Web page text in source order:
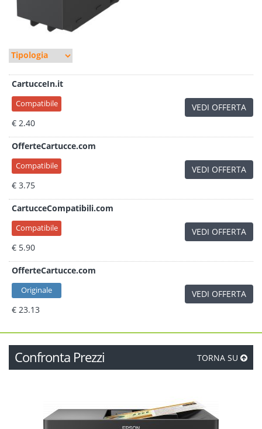
CartucceIn.it
Compatibile
€ 2.40
VEDI OFFERTA
OfferteCartucce.com
Compatibile
€ 3.75
VEDI OFFERTA
CartucceCompatibili.com
Compatibile
€ 5.90
VEDI OFFERTA
OfferteCartucce.com
Originale
€ 23.13
VEDI OFFERTA
Confronta Prezzi TORNA SU